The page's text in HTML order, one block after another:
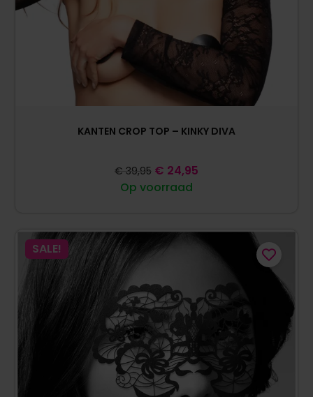
KANTEN CROP TOP – KINKY DIVA
Op voorraad
€ 39,95 € 24,95
SALE!